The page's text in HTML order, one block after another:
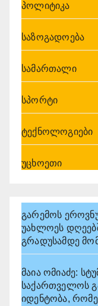
პოლიტიკა
საზოგადოება
სამართალი
სპორტი
ტექნოლოგიები
უცხოეთი
გარემოს
უახლოეს
გრადუსამდე
მაია ომიაძე:
საქართველოს
იდენტობა,